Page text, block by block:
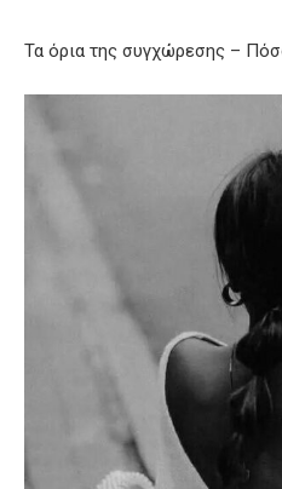
Τα όρια της συγχώρεσης –